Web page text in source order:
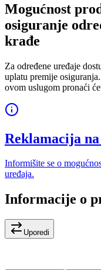
Mogućnost
osiguranje
krađe
Za određene uređaje
uplatu premije
ovom uslugom pronaći
Reklamacija
Informišite se o
uređaja.
Informacije o
Uporedi